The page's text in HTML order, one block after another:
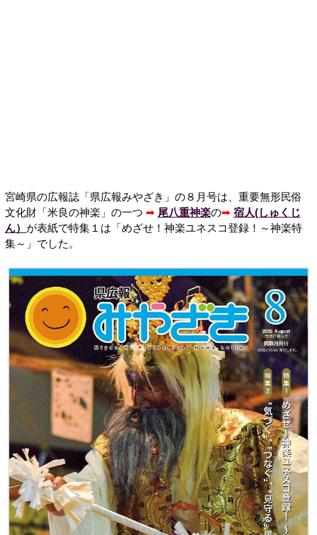
宮崎県の広報誌「県広報みやざき」の８月号は、重要無形民俗
文化財「米良の神楽」の一つ ➡ 尾八重神楽の➡ 宿人(しゅくじ
ん） が表紙で特集１は「めざせ！神楽ユネスコ登録！～神楽特
集～」でした。